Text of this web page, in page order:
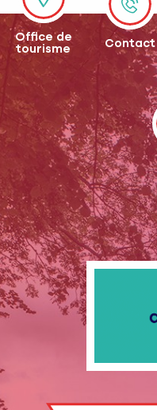
Office de
tourisme
Contact